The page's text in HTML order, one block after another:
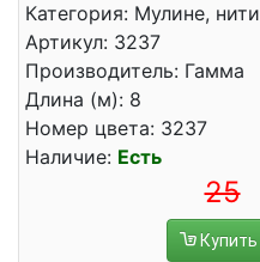
Категория: Мулине, нити
Артикул: 3237
Производитель: Гамма
Длина (м): 8
Номер цвета: 3237
Наличие: Есть
25
Купить